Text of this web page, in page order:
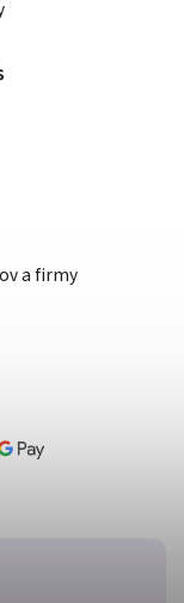
a firmy